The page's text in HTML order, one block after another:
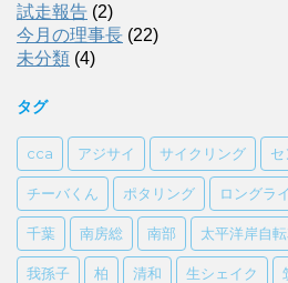
試走報告 (2)
今月の理事長 (22)
未分類 (4)
タグ
cca アジサイ サイクリング
チーバくん ポタリング ロングラ
千葉 南房総 南部 太平洋岸自
我孫子 柏 清和 生シェイク